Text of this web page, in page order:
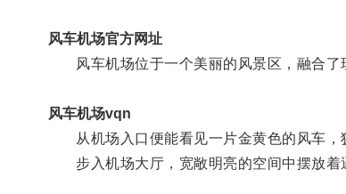
风车机场官方网址
风车机场位于一个美丽的风景区，融合了
风车机场vqn
从机场入口便能看见一片金黄色的风车，
步入机场大厅，宽敞明亮的空间中摆放着